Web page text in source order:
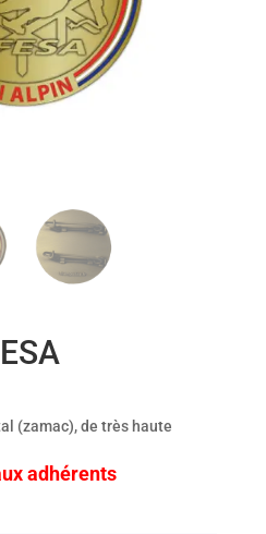
(zamac), de très haute
adhérents